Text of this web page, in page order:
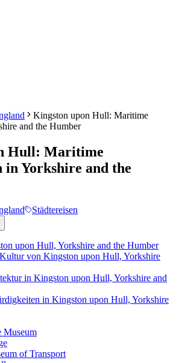
Kingston upon Hull: Maritime
and the Humber
Hull: Maritime
in Yorkshire and the
Städtereisen
upon Hull, Yorkshire and the Humber
von Kingston upon Hull, Yorkshire
in Kingston upon Hull, Yorkshire and
in Kingston upon Hull, Yorkshire
Museum
of Transport